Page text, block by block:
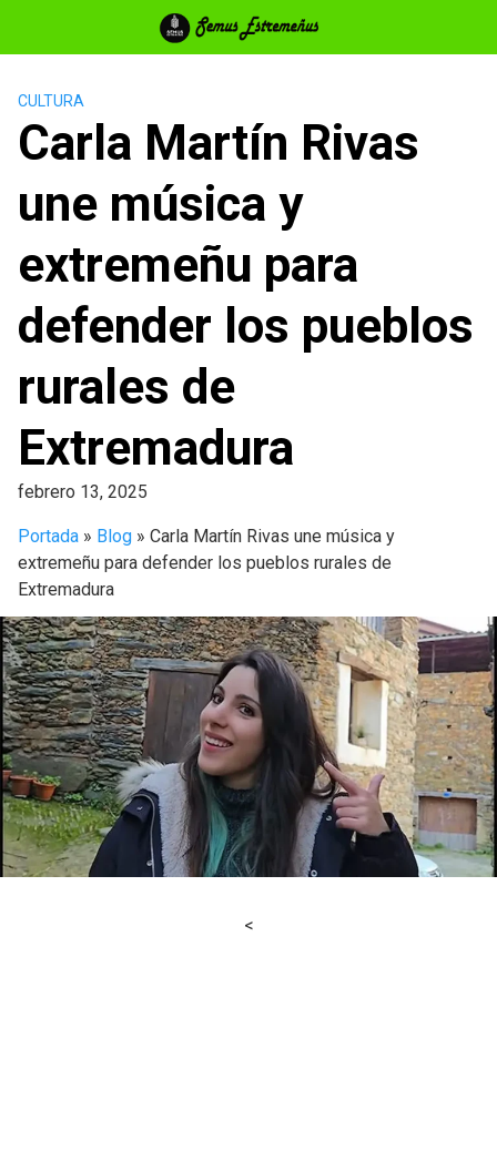
CULTURA
Carla Martín Rivas
une música y
extremeñu para
defender los pueblos
rurales de
Extremadura
febrero 13, 2025
Portada » Blog » Carla Martín Rivas une música y
extremeñu para defender los pueblos rurales de
Extremadura
<